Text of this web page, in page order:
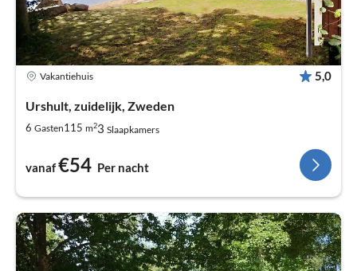
Vakantiehuis 5,0
Urshult, zuidelijk, Zweden
6 Gasten115 m23 Slaapkamers
vanaf€54 Per nacht